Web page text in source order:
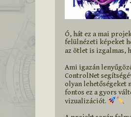
Ó, hát ez a mai
felülnézeti képeket
az ötlet is izgalmas,
Ami igazán
ControlNet
olyan lehetőségeket
fontos ez a gyors
vizualizációt.